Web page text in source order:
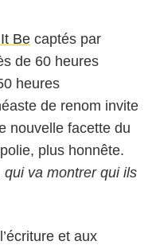
Be captés par
de 60 heures
heures
de renom invite
nouvelle facette du
plus honnête.
qui va montrer qui ils
et aux